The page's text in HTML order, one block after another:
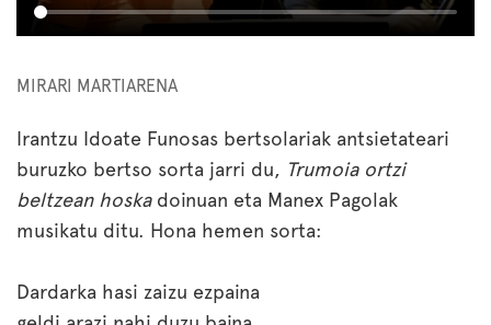
MIRARI MARTIARENA
Irantzu Idoate Funosas bertsolariak antsietateari
buruzko bertso sorta jarri du, Trumoia ortzi
beltzean hoskadoinuan eta Manex Pagolak
musikatu ditu. Hona hemen sorta:
Dardarka hasi zaizu ezpaina